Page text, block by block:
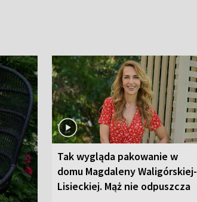
Tak wygląda pakowanie w
domu Magdaleny Waligórskiej-
Lisieckiej. Mąż nie odpuszcza